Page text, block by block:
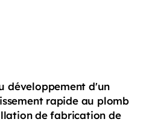
développement d'un
rapide au plomb
de fabrication de